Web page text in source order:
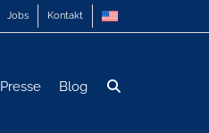
Jobs Kontakt
Presse Blog